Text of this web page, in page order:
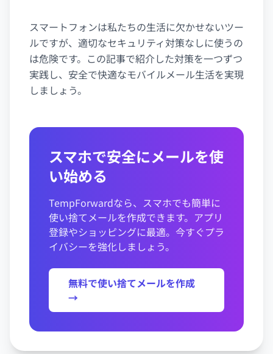
スマートフォンは私たちの生活に欠かせないツー
ルですが、適切なセキュリティ対策なしに使うの
は危険です。この記事で紹介した対策を一つずつ
実践し、安全で快適なモバイルメール生活を実現
しましょう。
スマホで安全にメールを使
い始める
TempForwardなら、スマホでも簡単に
使い捨てメールを作成できます。アプリ
登録やショッピングに最適。今すぐプラ
イバシーを強化しましょう。
無料で使い捨てメールを作成
→